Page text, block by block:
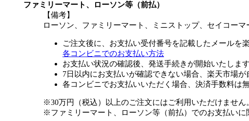
ファミリーマート、ローソン等（前払）
【備考】
ローソン、ファミリーマート、ミニストップ、セイコーマ
ご注文後に、お支払い受付番号を記載したメールを
各コンビニでのお支払い方法
お支払い状況の確認後、発送手続きが開始いたしま
7日以内にお支払いが確認できない場合、楽天市場が
各コンビニでお支払いいただく場合、決済手数料は無
※30万円（税込）以上のご注文にはご利用いただけません
※ファミリーマート、ローソン等（前払）でのお支払いに